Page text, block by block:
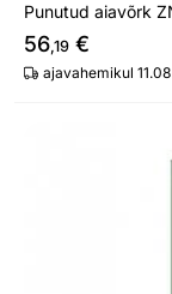
Punutud aiavõrk
56,19 €
ajavahemikul